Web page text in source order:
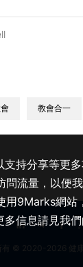
教會合一
有 © 2020-2026 健康
持分享等更
問流量，以便
用9Marks網站
信息請見我